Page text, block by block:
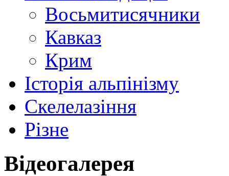
Восьмитисячники
Кавказ
Крим
Історія альпінізму
Скелелазіння
Різне
Відеогалерея